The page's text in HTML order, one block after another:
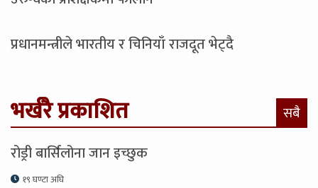
प्रधानमन्त्रीले भारतीय र चिनियाँ राजदूत भेट्दै
भर्खरै प्रकाशित सबै
रोड्री बार्सिलोना जान इच्छुक
१९ घण्टा अघि